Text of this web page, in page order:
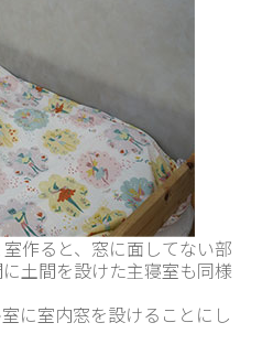
作ると、窓に面してない部
土間を設けた主寝室も同様
に室内窓を設けることにし